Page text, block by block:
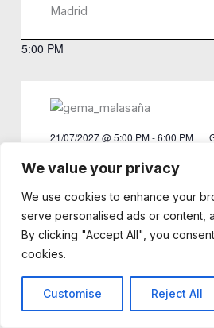
We value your privacy
We use cookies to enhance your
serve personalised ads or content,
By clicking "Accept All", you consent
cookies.
Customise Reject All
Madrid
5:00 PM
GEMA DEL CORAZÓN con
21/07/2027 @ 5:00 PM-6:00 PM
Kadampa Madrid Malasaña
Madrid
Madrid
5:00 PM